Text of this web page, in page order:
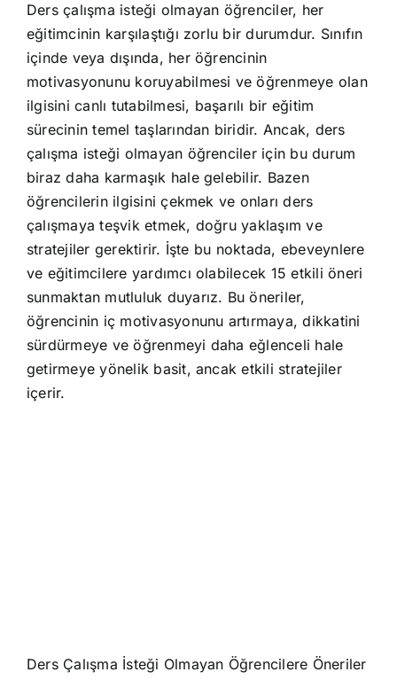
Eğitim
Blog
İletişim
Ders çalışma isteği olmayan öğrenciler, her
eğitimcinin karşılaştığı zorlu bir durumdur. Sınıfın
içinde veya dışında, her öğrencinin
motivasyonunu koruyabilmesi ve öğrenmeye olan
ilgisini canlı tutabilmesi, başarılı bir eğitim
sürecinin temel taşlarından biridir. Ancak, ders
çalışma isteği olmayan öğrenciler için bu durum
biraz daha karmaşık hale gelebilir. Bazen
öğrencilerin ilgisini çekmek ve onları ders
çalışmaya teşvik etmek, doğru yaklaşım ve
stratejiler gerektirir. İşte bu noktada, ebeveynlere
ve eğitimcilere yardımcı olabilecek 15 etkili öneri
sunmaktan mutluluk duyarız. Bu öneriler,
öğrencinin iç motivasyonunu artırmaya, dikkatini
sürdürmeye ve öğrenmeyi daha eğlenceli hale
getirmeye yönelik basit, ancak etkili stratejiler
içerir.
Ders Çalışma İsteği Olmayan Öğrencilere Öneriler